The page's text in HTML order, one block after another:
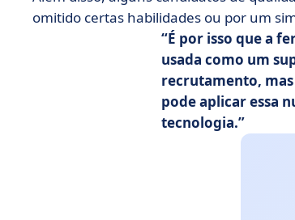
omitido certas habilidades ou por um
É por isso que a
usada como um
recrutamento,
pode aplicar essa
tecnologia.